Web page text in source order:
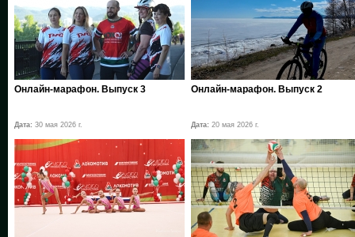
Онлайн-марафон. Выпуск 3
Дата: 30 мая 2026 г.
Онлайн-марафон. Выпуск 2
Дата: 20 мая 2026 г.